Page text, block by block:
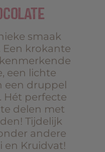
smaak
Een krokante
een lichte
een druppel
Hét perfecte
delen met
Tijdelijk
andere
en Kruidvat!